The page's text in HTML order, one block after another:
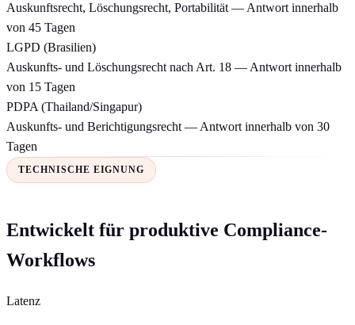
Auskunftsrecht, Löschungsrecht, Portabilität — Antwort innerhalb
von 45 Tagen
LGPD (Brasilien)
Auskunfts- und Löschungsrecht nach Art. 18 — Antwort innerhalb
von 15 Tagen
PDPA (Thailand/Singapur)
Auskunfts- und Berichtigungsrecht — Antwort innerhalb von 30
Tagen
TECHNISCHE EIGNUNG
Entwickelt für produktive Compliance-
Workflows
Latenz